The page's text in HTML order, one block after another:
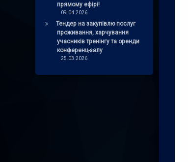
прямому ефірі!
09.04.2026
Тендер на закупівлю послуг
проживання, харчування
учасників тренінгу та оренди
конференц-залу
25.03.2026